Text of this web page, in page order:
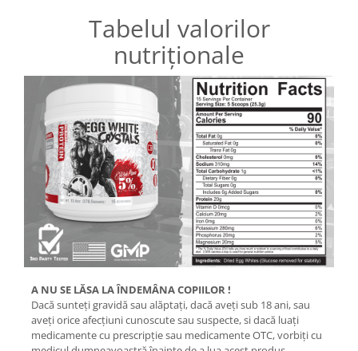
Tabelul valorilor
nutriționale
A NU SE LĂSA LA ÎNDEMÂNA COPIILOR !
Dacă sunteţi gravidă sau alăptaţi, dacă aveţi sub 18 ani, sau
aveţi orice afecţiuni cunoscute sau suspecte, si dacă luaţi
medicamente cu prescripţie sau medicamente OTC, vorbiţi cu